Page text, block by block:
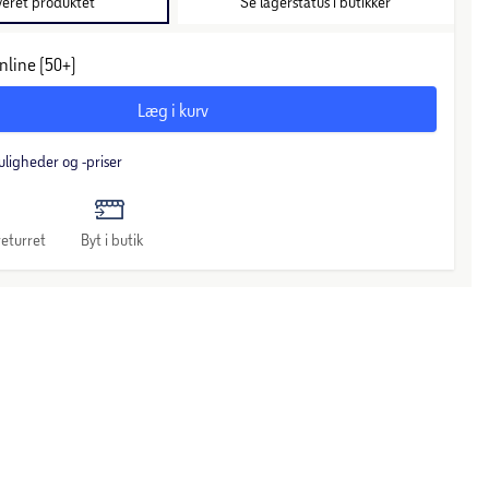
(50+)
Læg i kurv
og -priser
Byt i butik